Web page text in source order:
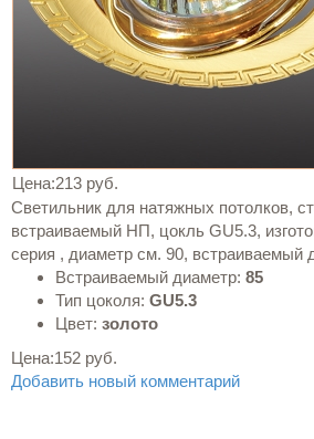
Цена:213 руб.
Светильник для натяжных потолков,
встраиваемый НП, цокль GU5.3,
серия , диаметр см. 90, встраиваемый
Встраиваемый диаметр: 85
Тип цоколя: GU5.3
Цвет: золото
Цена:152 руб.
Добавить новый комментарий